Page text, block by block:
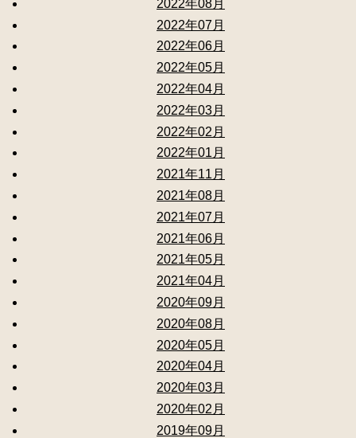
2022年08月
2022年07月
2022年06月
2022年05月
2022年04月
2022年03月
2022年02月
2022年01月
2021年11月
2021年08月
2021年07月
2021年06月
2021年05月
2021年04月
2020年09月
2020年08月
2020年05月
2020年04月
2020年03月
2020年02月
2019年09月